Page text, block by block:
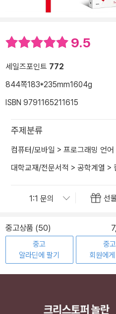
9.5
세일즈포인트 772
844쪽183*235mm1604g
ISBN 9791165211615
주제분류
컴퓨터/모바일 > 프로그래밍 언어
대학교재/전문서적 > 공학계열 >
선
중고상품 (50)
중고
알라딘에 팔기
중고
회원에게